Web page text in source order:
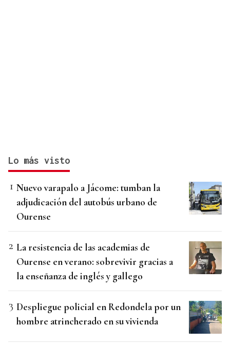
Lo más visto
Nuevo varapalo a Jácome: tumban la
adjudicación del autobús urbano de
Ourense
La resistencia de las academias de
Ourense en verano: sobrevivir gracias a
la enseñanza de inglés y gallego
Despliegue policial en Redondela por un
hombre atrincherado en su vivienda